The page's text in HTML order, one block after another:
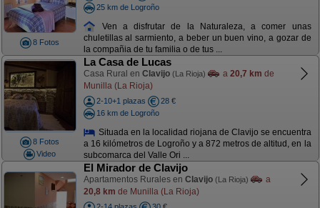
8 Fotos
25 km de Logroño
Ven a disfrutar de la Naturaleza, a comer unas
chuletillas al sarmiento, a beber un buen vino, a gozar de
la compañia de tu familia o de tus ...
8 Fotos
Video
La Casa de Lucas
Casa Rural en Clavijo (La Rioja) a 20,7 km de
Munilla (La Rioja)
2-10+1 plazas
28 €
16 km de Logroño
Situada en la localidad riojana de Clavijo se encuentra
a 16 kilómetros de Logroño y a 872 metros de altitud, en la
subcomarca del Valle Ori ...
El Mirador de Clavijo
Apartamentos Rurales en Clavijo (La Rioja)
a
20,8 km de Munilla (La Rioja)